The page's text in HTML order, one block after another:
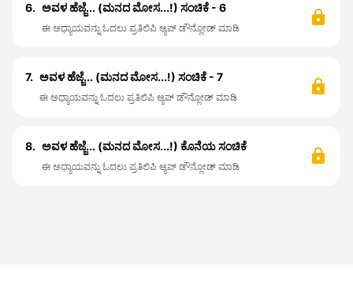
6. ಅವಳ ಹೆಜ್ಜೆ... (ಮನದ ಮೋಸ...!) ಸಂಚಿಕೆ - 6
ಈ ಅಧ್ಯಾಯವನ್ನು ಓದಲು ಪ್ರತಿಲಿಪಿ ಆ್ಯಪ್ ಡೌನ್ಲೋಡ್ ಮಾಡಿ
7. ಅವಳ ಹೆಜ್ಜೆ... (ಮನದ ಮೋಸ...!) ಸಂಚಿಕೆ - 7
ಈ ಅಧ್ಯಾಯವನ್ನು ಓದಲು ಪ್ರತಿಲಿಪಿ ಆ್ಯಪ್ ಡೌನ್ಲೋಡ್ ಮಾಡಿ
8. ಅವಳ ಹೆಜ್ಜೆ... (ಮನದ ಮೋಸ...!) ಕೊನೆಯ ಸಂಚಿಕೆ
ಈ ಅಧ್ಯಾಯವನ್ನು ಓದಲು ಪ್ರತಿಲಿಪಿ ಆ್ಯಪ್ ಡೌನ್ಲೋಡ್ ಮಾಡಿ